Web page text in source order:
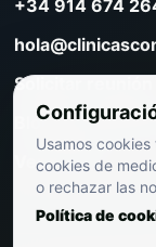
+34 914 674
Solicitar reunión
Blog de
Ver precios
Usamos
cookies de
o rechazar las
Política de